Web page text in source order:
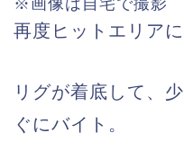
再度ヒットエリアに
リグが着底して、
ぐにバイト。